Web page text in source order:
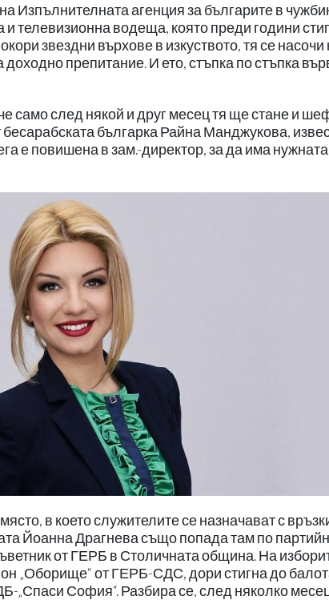
Изпълнителната агенция за българите в
и телевизионна водеща, която преди години
звездни върхове в изкуството, тя се насочи
доходно препитание. И ето, стъпка по стъпка
само след някой и друг месец тя ще стане и
бесарабската българка Райна Манджукова,
е повишена в зам.-директор, за да има
в което служителите се назначават с
Йоанна Драгнева също попада там по
от ГЕРБ в Столичната община. На
„Оборище“ от ГЕРБ-СДС, дори стигна до
„Спаси София“. Разбира се, след няколко